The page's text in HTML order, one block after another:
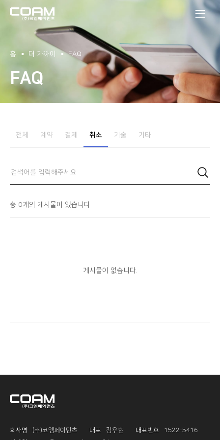
홈 더 가까이 FAQ
FAQ
전체 계약 결제 취소 기술 기타
총 0개의 게시물이 있습니다.
게시물이 없습니다.
회사명 (주)코엠페이먼츠 대표 김우현 대표번호
1522-5416